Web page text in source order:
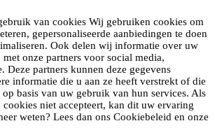
van cookies Wij gebruiken cookies om
gepersonaliseerde aanbiedingen te doen
Ook delen wij informatie over uw
onze partners voor social media,
Deze partners kunnen deze gegevens
informatie die u aan ze heeft verstrekt of die
op basis van uw gebruik van hun services. Als
niet accepteert, kan dit uw ervaring
weten? Lees dan ons Cookiebeleid en onze